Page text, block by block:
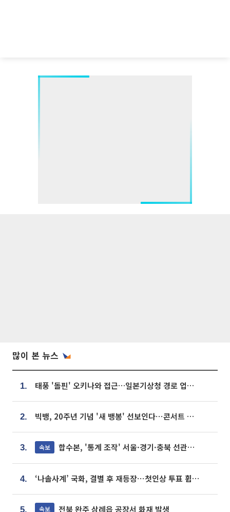
많이 본 뉴스
1. 태풍 '돌핀' 오키나와 접근…일본기상청 경로 업데이트
2. 빅뱅, 20주년 기념 '새 뱅봉' 선보인다⋯콘서트 앞두고 팝업 개최
3. 속보 합수본, '통계 조작' 서울·경기·충북 선관위 등 추가 압수수색
4. ‘나솔사계’ 국화, 결별 후 재등장⋯첫인상 투표 휩쓸고 ‘인기녀’ 등극
5. 속보 전북 완주 삼례읍 공장서 화재 발생